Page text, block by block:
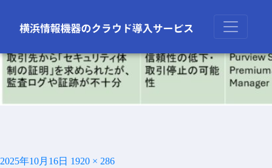
次の画像
投
2025年10月16日 フ
1920 × 286